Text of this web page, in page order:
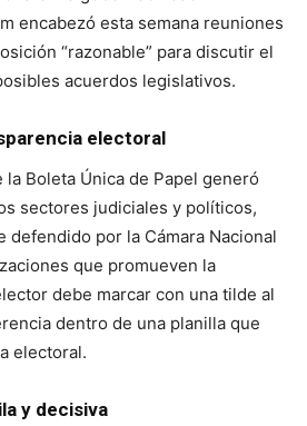
encabezó esta semana reuniones
“razonable” para discutir el
acuerdos legislativos.
electoral
la Boleta Única de Papel generó
sectores judiciales y políticos,
defendido por la Cámara Nacional
que promueven la
debe marcar con una tilde al
dentro de una planilla que
electoral.
y decisiva